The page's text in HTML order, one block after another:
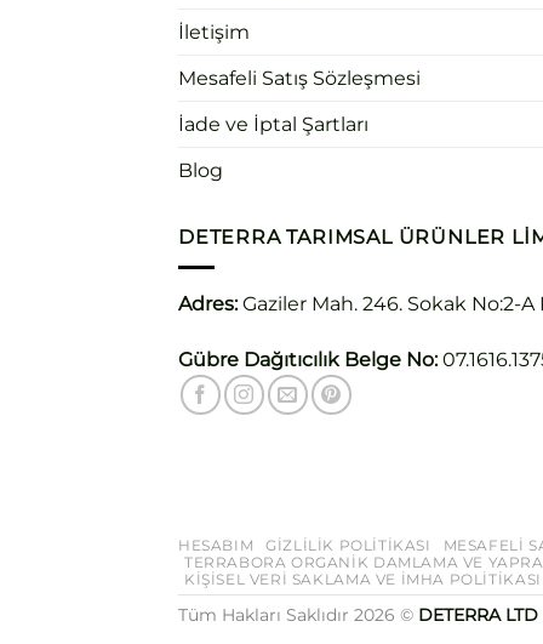
İletişim
Mesafeli Satış Sözleşmesi
İade ve İptal Şartları
Blog
DETERRA TARIMSAL ÜRÜNLER
Adres:Gaziler Mah. 246. Sokak No:2-
Gübre Dağıtıcılık Belge No:
HESABIM GIZLILIK POLITIKASI MESAFELI
TERRABORA ORGANIK DAMLAMA VE
KİŞİSEL VERİ SAKLAMA VE İMHA POLİTİKASI
Tüm Hakları Saklıdır 2026 © DETERRA LTD